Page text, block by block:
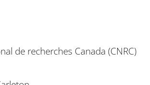
de recherches Canada (CNRC)